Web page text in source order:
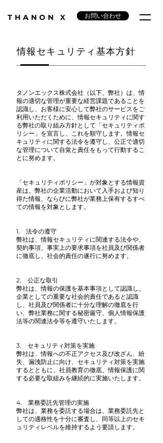
​THANON X お問い合わせ
情報セキュリティ基本方針
タノンエックス株式会社（以下、弊社）は、情
報の適切な管理が重要な経営課題であることを
認識し、お客様に安心して弊社のサービスをご
利用いただくために、情報セキュリティに関す
る弊社の取り組み方針として「セキュリティポ
リシー」を宣言し、これを順守します。情報セ
キュリティに関する法令を遵守し、公正で適切
な管理について自覚と責任をもって行動するこ
とに努めます。
「セキュリティポリシー」が対象とする情報資
産は、弊社の企業活動において入手および知り
得た情報、ならびに弊社が業務上保有するすべ
ての情報を対象とします。​
1. 法令の遵守
弊社は、情報セキュリティに関連する法令や、
契約事項、事実上の要求事項を社員及び関係者
に徹底し、社会的責任の遂行に努めます。
2. 公正な取引
弊社は、情報の保護を基本事項として認識し、
企業としての重要な社会的責任であると認識
し、社員及び関係者に十分な理解の徹底を行
い、弊社業務に関する秘密厳守、個人情報保護
法等の関連法令等を遵守いたします。
3. セキュリティ対策を実施
弊社は、情報への不正アクセス及び改ざん、紛
失、漏洩防止に向け、セキュリティ対策を実施
するとともに、社員教育の徹底、情報保護に関
する必要な取組みを継続的に実施いたします。
4. 業務委託先管理の実施
弊社は、業務を委託する場合は、業務委託先と
しての適格性を十分に審査し、同等以上のセキ
ュリティレベルを維持するよう要請します。